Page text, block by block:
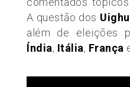
A questão dos
além de eleições
Índia, Itália, França